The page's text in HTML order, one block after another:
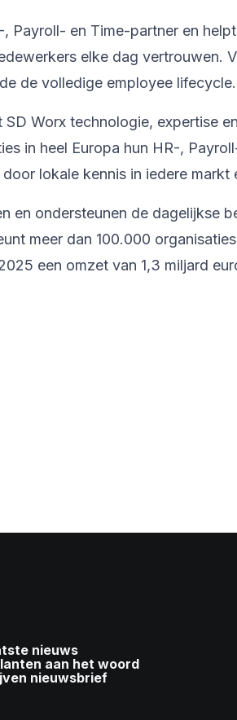
Payroll- en Time-partner en
elke dag vertrouwen.
de volledige employee lifecycle.
Worx technologie, expertise
in heel Europa hun HR-,
lokale kennis in iedere
en ondersteunen de dagelijkse
meer dan 100.000
een omzet van 1,3 miljard
nieuws
aan het woord
nieuwsbrief